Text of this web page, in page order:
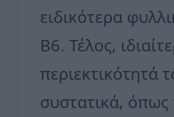
ειδικότερα
Β6. Τέλος,
περιεκτικότητά
συστατικά, όπως